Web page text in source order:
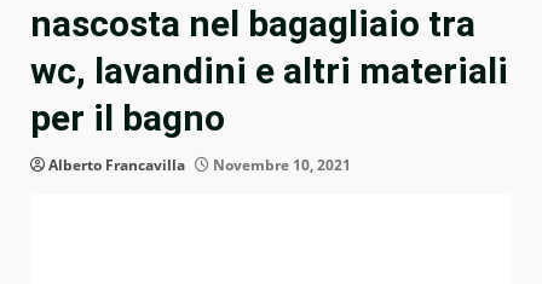
nascosta nel bagagliaio tra
wc, lavandini e altri materiali
per il bagno
Alberto Francavilla Novembre 10, 2021